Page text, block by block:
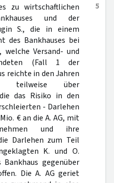
5
zu wirtschaftlichen
und der
S., die in einem
des Bankhauses bei
welche Versand- und
(Fall 1 der
reichte in den Jahren
über
das Risiko in den
- Darlehen
€ an die A. AG, mit
und ihre
Darlehen zum Teil
K. und O.
gegenüber
Die A. AG geriet